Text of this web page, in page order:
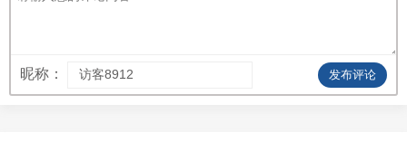
昵称： 发布评论